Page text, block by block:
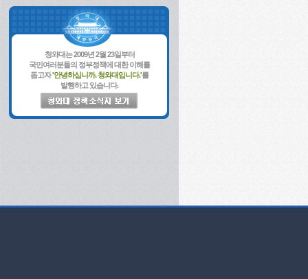
청와대는 2009년 2월 23일부터
국민여러분들의 정부정책에 대한 이해를
돕고자'안녕하십니까. 청와대입니다.'를
발행하고 있습니다.